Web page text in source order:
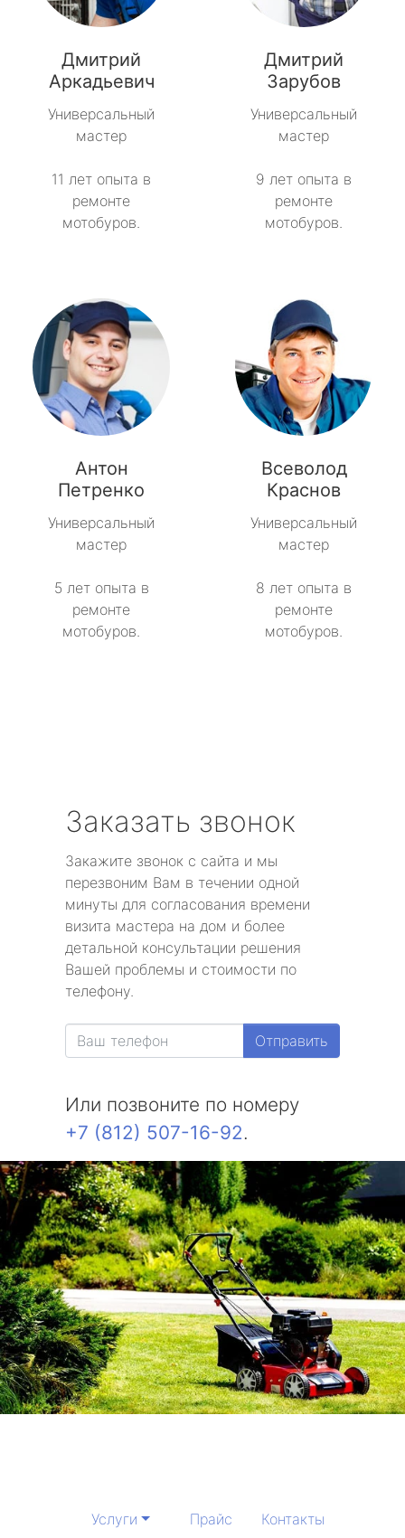
Дмитрий
Аркадьевич
Универсальный
мастер
11 лет опыта в
ремонте
мотобуров.
Дмитрий
Зарубов
Универсальный
мастер
9 лет опыта в
ремонте
мотобуров.
Антон
Петренко
Универсальный
мастер
5 лет опыта в
ремонте
мотобуров.
Всеволод
Краснов
Универсальный
мастер
8 лет опыта в
ремонте
мотобуров.
Заказать звонок
Закажите звонок с сайта и мы
перезвоним Вам в течении одной
минуты для согласования времени
визита мастера на дом и более
детальной консультации решения
Вашей проблемы и стоимости по
телефону.
Отправить
Или позвоните по номеру
+7 (812) 507-16-92.
Услуги Прайс Контакты